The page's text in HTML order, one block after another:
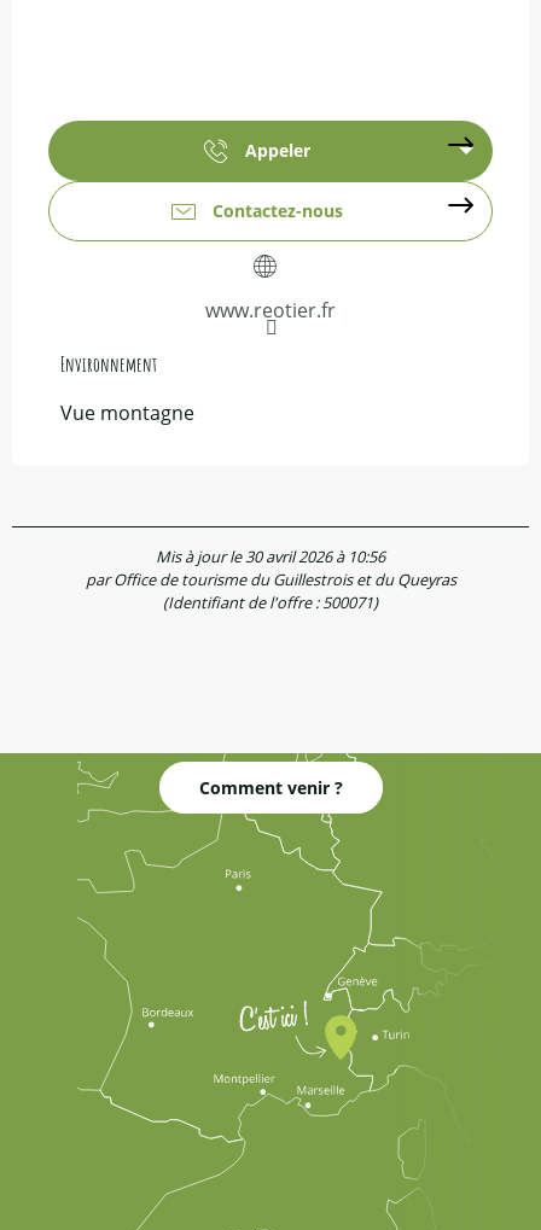
Appeler
Contactez-nous
www.reotier.fr
Environnement
Environnement
Vue montagne
Mis à jour le 30 avril 2026 à 10:56
par Office de tourisme du Guillestrois et du Queyras
(Identifiant de l'offre :500071)
Comment venir ?